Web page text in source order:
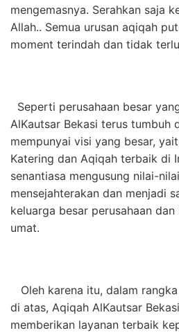
mengemasnya. Serahkan saja
Allah.. Semua urusan aqiqah
moment terindah dan tidak
Seperti perusahaan besar
AlKautsar Bekasi terus tumbuh
mempunyai visi yang besar,
Katering dan Aqiqah terbaik di
senantiasa mengusung nilai-
mensejahterakan dan menjadi
keluarga besar perusahaan
umat.
Oleh karena itu, dalam
di atas, Aqiqah AlKautsar
memberikan layanan terbaik